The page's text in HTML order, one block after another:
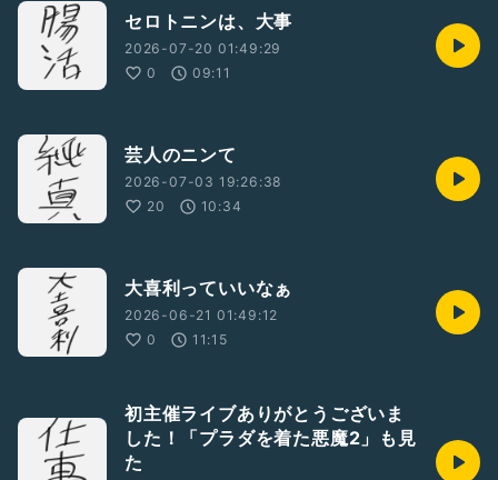
セロトニンは、大事
2026-07-20 01:49:29
0
09:11
芸人のニンて
2026-07-03 19:26:38
20
10:34
大喜利っていいなぁ
2026-06-21 01:49:12
0
11:15
初主催ライブありがとうございま
した！「プラダを着た悪魔2」も見
た